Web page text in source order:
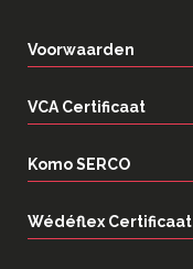
Voorwaarden
VCA Certificaat
Komo SERCO
Wédéflex Certificaat